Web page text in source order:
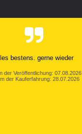
bestens. gerne wieder
der Veröffentlichung: 07.08.2026
der Kauferfahrung: 28.07.2026